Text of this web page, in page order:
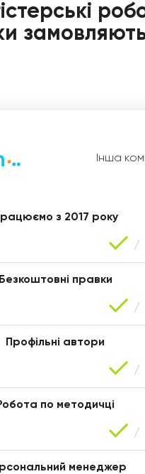
Уляна
Інша
з 2017 року
Безкоштовні правки
Профільні автори
по методичці
менеджер